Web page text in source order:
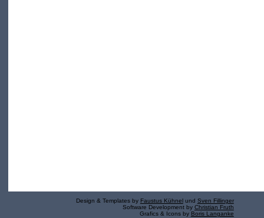
Design & Templates by Faustus Kühnel und Sven Fillinger
Software Development by Christian Fruth
Grafics & Icons by Boris Langanke